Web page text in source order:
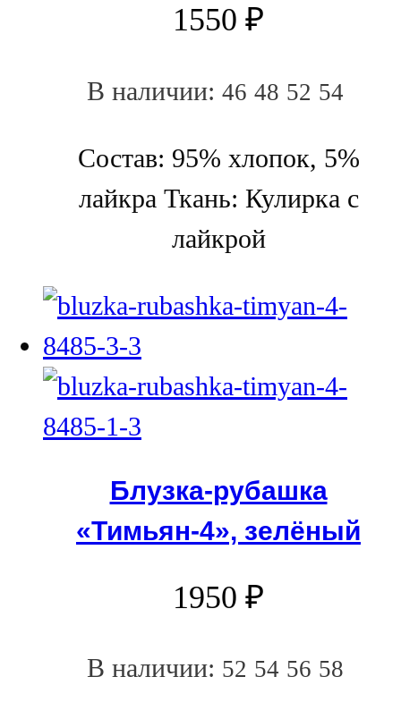
1550 ₽
В наличии: 46 48 52 54
Состав: 95% хлопок, 5%
лайкра Ткань: Кулирка с
лайкрой
Блузка-рубашка
«Тимьян-4», зелёный
1950 ₽
В наличии: 52 54 56 58